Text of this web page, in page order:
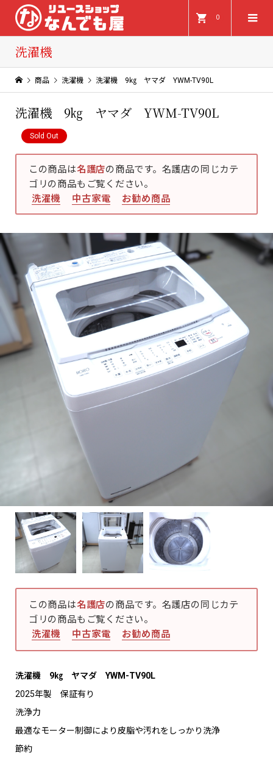
0
洗濯機
商品 洗濯機 洗濯機 9㎏ ヤマダ YWM-TV90L
洗濯機 9㎏ ヤマダ YWM-TV90L
Sold Out
この商品は名護店の商品です。名護店の同じカテ
ゴリの商品もご覧ください。
洗濯機
中古家電 お勧め商品
この商品は名護店の商品です。名護店の同じカテ
ゴリの商品もご覧ください。
洗濯機
中古家電 お勧め商品
洗濯機 9㎏ ヤマダ YWM-TV90L
2025年製 保証有り
洗浄力
最適なモーター制御により皮脂や汚れをしっかり洗浄
節約